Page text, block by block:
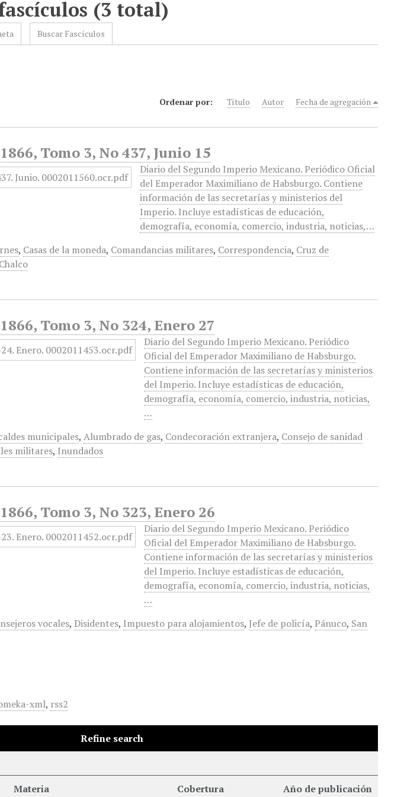
(3 total)
Buscar Fascículos
Ordenar por: Título Autor Fecha de agregación
Tomo 3, No 437, Junio 15
Diario del Segundo Imperio Mexicano. Periódico Oficial
del Emperador Maximiliano de Habsburgo. Contiene
información de las secretarías y ministerios del
Imperio. Incluye estadísticas de educación,
demografía, economía, comercio, industria, noticias,…
, Casas de la moneda, Comandancias militares, Correspondencia, Cruz de
Tomo 3, No 324, Enero 27
Diario del Segundo Imperio Mexicano. Periódico
Oficial del Emperador Maximiliano de Habsburgo.
Contiene información de las secretarías y ministerios
del Imperio. Incluye estadísticas de educación,
demografía, economía, comercio, industria, noticias,
…
municipales,Alumbrado de gas, Condecoración extranjera, Consejo de sanidad
militares, Inundados
Tomo 3, No 323, Enero 26
Diario del Segundo Imperio Mexicano. Periódico
Oficial del Emperador Maximiliano de Habsburgo.
Contiene información de las secretarías y ministerios
del Imperio. Incluye estadísticas de educación,
demografía, economía, comercio, industria, noticias,
…
vocales, Disidentes, Impuesto para alojamientos, Jefe de policía, Pánuco, San
xml, rss2
Refine search
Materia Cobertura Año de publicación